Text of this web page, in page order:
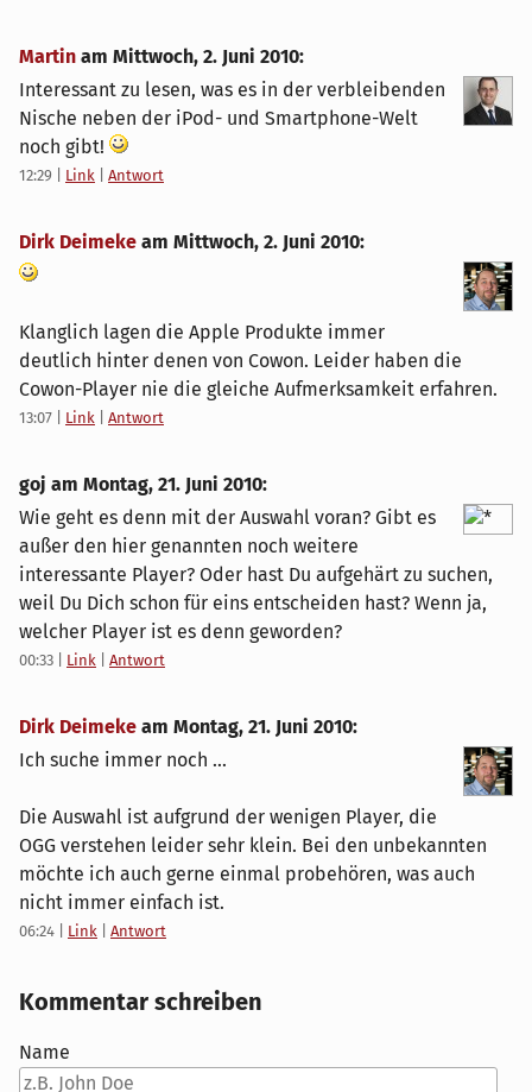
Martin am Mittwoch, 2. Juni 2010:
Interessant zu lesen, was es in der verbleibenden
Nische neben der iPod- und Smartphone-Welt
noch gibt!
12:29 Link Antwort
Dirk Deimeke am Mittwoch, 2. Juni 2010:
Klanglich lagen die Apple Produkte immer
deutlich hinter denen von Cowon. Leider haben die
Cowon-Player nie die gleiche Aufmerksamkeit erfahren.
13:07 Link Antwort
goj am Montag, 21. Juni 2010:
Wie geht es denn mit der Auswahl voran? Gibt es
außer den hier genannten noch weitere
interessante Player? Oder hast Du aufgehärt zu suchen,
weil Du Dich schon für eins entscheiden hast? Wenn ja,
welcher Player ist es denn geworden?
00:33 Link Antwort
Dirk Deimeke am Montag, 21. Juni 2010:
Ich suche immer noch ...
Die Auswahl ist aufgrund der wenigen Player, die
OGG verstehen leider sehr klein. Bei den unbekannten
möchte ich auch gerne einmal probehören, was auch
nicht immer einfach ist.
06:24 Link Antwort
Kommentar schreiben
Name